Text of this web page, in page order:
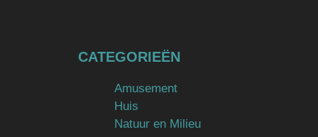
CATEGORIEËN
Amusement
Huis
Natuur en Milieu